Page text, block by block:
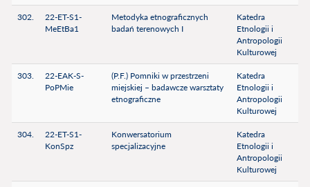
302.
22-ET-S1-
MeEtBa1
Metodyka etnograficznych
badań terenowych I
Katedra
Etnologii i
Antropologii
Kulturowej
303.
22-EAK-S-
PoPMie
(P.F.) Pomniki w przestrzeni
miejskiej – badawcze warsztaty
etnograficzne
Katedra
Etnologii i
Antropologii
Kulturowej
304.
22-ET-S1-
KonSpz
Konwersatorium
specjalizacyjne
Katedra
Etnologii i
Antropologii
Kulturowej